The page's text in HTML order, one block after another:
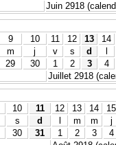
Juin 2918
9 10 11 12 13 14
m j v s d l
29 30 1 2 3 4
Juillet 2918
10 11 12 13 14 15
s d m m j
30 31 1 2 3 4